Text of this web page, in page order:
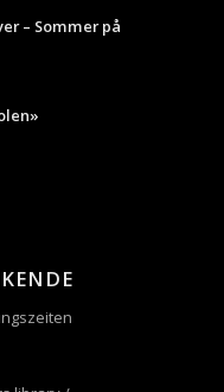
– Sommer på